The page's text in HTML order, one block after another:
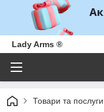
Lady Arms ®
Товари та послуги